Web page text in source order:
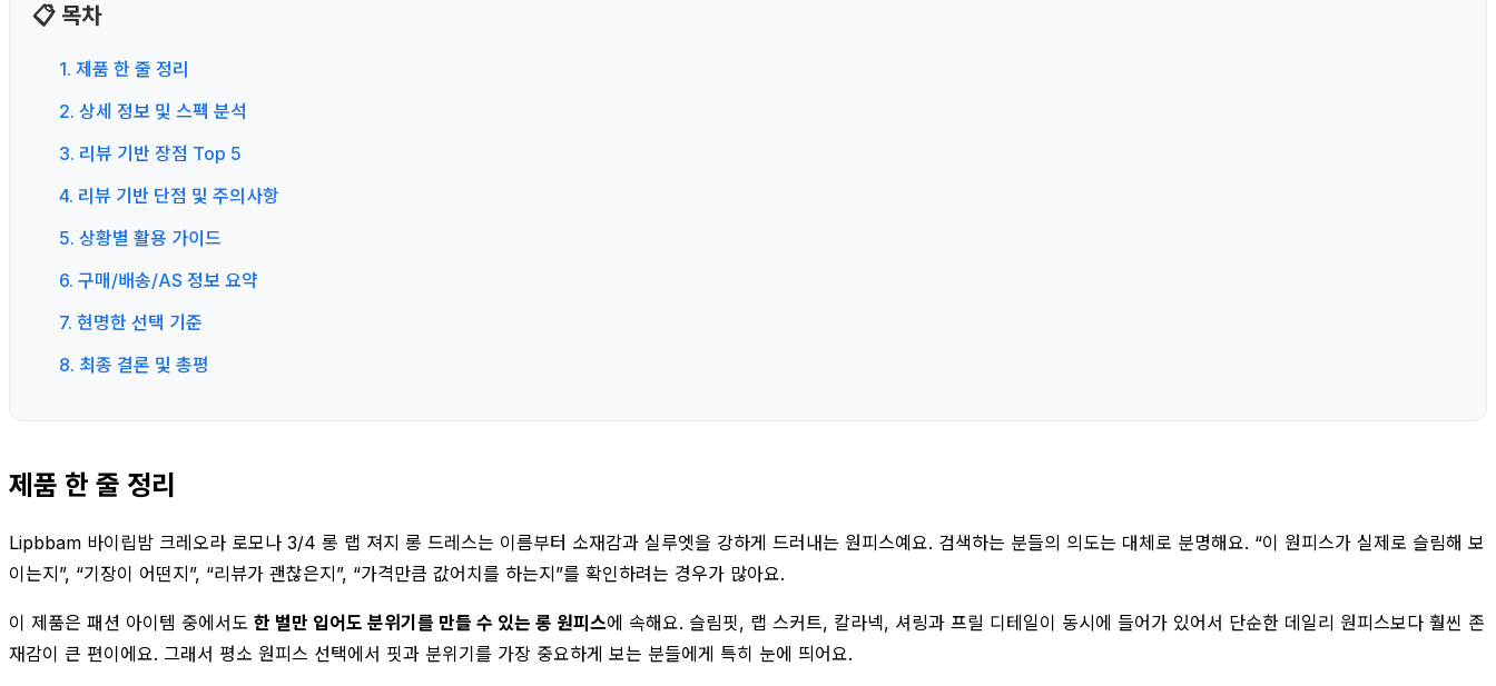
📋 목차
1. 제품 한 줄 정리
2. 상세 정보 및 스펙 분석
3. 리뷰 기반 장점 Top 5
4. 리뷰 기반 단점 및 주의사항
5. 상황별 활용 가이드
6. 구매/배송/AS 정보 요약
7. 현명한 선택 기준
8. 최종 결론 및 총평
제품 한 줄 정리
Lipbbam 바이립밤 크레오라 로모나 3/4 롱 랩 져지 롱 드레스는 이름부터 소재감과 실루엣을 강하게 드러내는 원피스예요. 검색하는 분들의 의도는 대체로 분명해요. “이 원피스가 실제로 슬림해 보
이는지”, “기장이 어떤지”, “리뷰가 괜찮은지”, “가격만큼 값어치를 하는지”를 확인하려는 경우가 많아요.
이 제품은 패션 아이템 중에서도 한 벌만 입어도 분위기를 만들 수 있는 롱 원피스에 속해요. 슬림핏, 랩 스커트, 칼라넥, 셔링과 프릴 디테일이 동시에 들어가 있어서 단순한 데일리 원피스보다 훨씬 존
재감이 큰 편이에요. 그래서 평소 원피스 선택에서 핏과 분위기를 가장 중요하게 보는 분들에게 특히 눈에 띄어요.